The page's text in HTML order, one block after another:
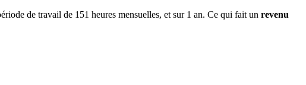
de travail de 151 heures mensuelles, et sur 1 an. Ce qui fait un revenu